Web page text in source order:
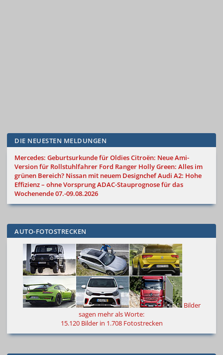
DIE NEUESTEN MELDUNGEN
Mercedes: Geburtsurkunde für OldiesCitroën: Neue Ami-
Version für Rollstuhlfahrer Ford Ranger Holly Green: Alles im
grünen Bereich? Nissan mit neuem DesignchefAudi A2: Hohe
Effizienz – ohne VorsprungADAC-Stauprognose für das
Wochenende 07.-09.08.2026
AUTO-FOTOSTRECKEN
Bilder
sagen mehr als Worte:
15.120 Bilder in 1.708 Fotostrecken